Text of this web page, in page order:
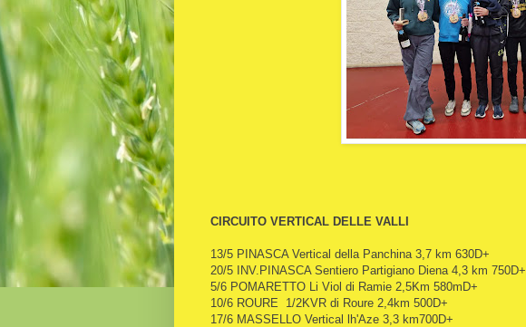
CIRCUITO VERTICAL DELLE VALLI
13/5 PINASCA Vertical della Panchina 3,7 km 630D+
20/5 INV.PINASCA Sentiero Partigiano Diena 4,3 km 750D+
5/6 POMARETTO Li Viol di Ramie 2,5Km 580mD+
10/6 ROURE 1/2KVR di Roure 2,4km 500D+
17/6 MASSELLO Vertical lh'Aze 3,3 km700D+